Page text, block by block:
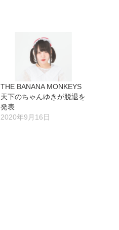
THE BANANA MONKEYS
天下のちゃんゆきが脱退を
発表
2020年9月16日